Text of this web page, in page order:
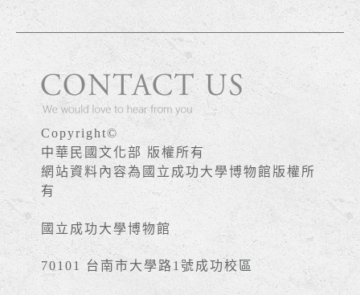
Copyright©
中華民國文化部 版權所有
網站資料內容為國立成功大學博物館版權所
有
國立成功大學博物館
70101 台南市大學路1號成功校區